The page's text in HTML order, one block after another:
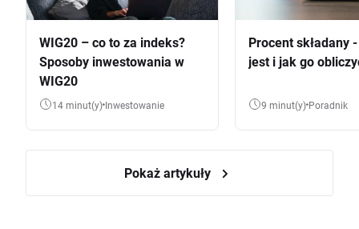
WIG20 – co to za indeks?
Sposoby inwestowania w
WIG20
14 minut(y) Inwestowanie
Procent składany
jest i jak go
9 minut(y) Poradnik
Pokaż artykuły